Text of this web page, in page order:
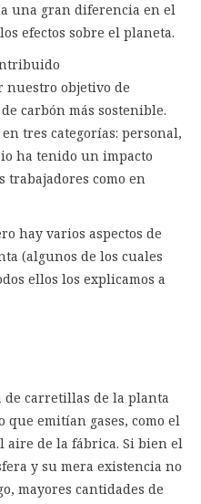
una gran diferencia en el
efectos sobre el planeta.
nuestro objetivo de
carbón más sostenible.
tres categorías: personal,
ha tenido un impacto
como en
hay varios aspectos de
(algunos de los cuales
ellos los explicamos a
de carretillas de la planta
emitían gases, como el
aire de la fábrica. Si bien el
y su mera existencia no
mayores cantidades de